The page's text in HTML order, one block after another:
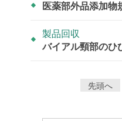
医薬部外品添加物
製品回収
バイアル頸部のひ
先頭へ